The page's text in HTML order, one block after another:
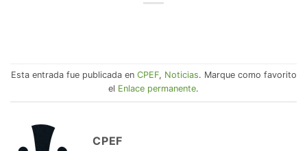
Esta entrada fue publicada en CPEF, Noticias. Marque como favorito
el Enlace permanente.
CPEF